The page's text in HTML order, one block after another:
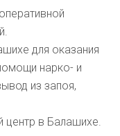
для оказания
нарко- и
из запоя,
центр в Балашихе.